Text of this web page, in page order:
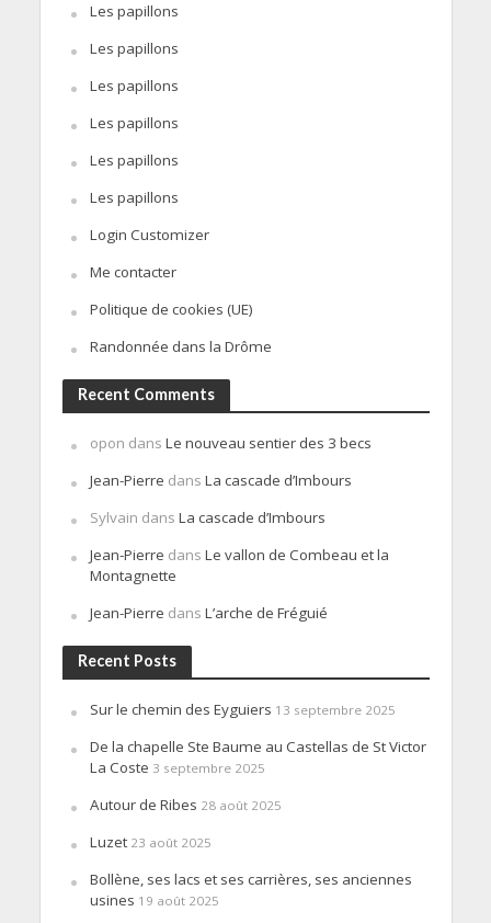
Les papillons
Les papillons
Les papillons
Les papillons
Les papillons
Les papillons
Login Customizer
Me contacter
Politique de cookies (UE)
Randonnée dans la Drôme
Recent Comments
opon dans Le nouveau sentier des 3 becs
Jean-Pierre dans La cascade d’Imbours
Sylvain dans La cascade d’Imbours
Jean-Pierre dans Le vallon de Combeau et la
Montagnette
Jean-Pierre dans L’arche de Fréguié
Recent Posts
Sur le chemin des Eyguiers 13 septembre 2025
De la chapelle Ste Baume au Castellas de St Victor
La Coste 3 septembre 2025
Autour de Ribes 28 août 2025
Luzet 23 août 2025
Bollène, ses lacs et ses carrières, ses anciennes
usines 19 août 2025